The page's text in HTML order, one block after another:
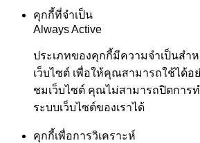
คุกกี้ที่จำเป็น
Always Active
ประเภทของคุกกี้มีความจำเป็นสำ
เว็บไซต์ เพื่อให้คุณสามารถใช้ได้อ
ชมเว็บไซต์ คุณไม่สามารถปิดการ
ระบบเว็บไซต์ของเราได้
คุกกี้เพื่อการวิเคราะห์